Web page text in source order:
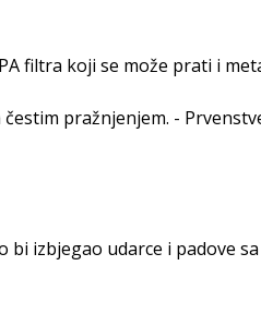
filtra koji se može prati i
pražnjenjem. -
izbjegao udarce i padove sa